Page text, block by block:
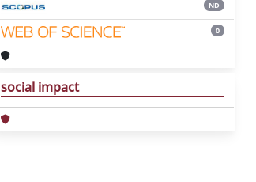
ND
0
social impact